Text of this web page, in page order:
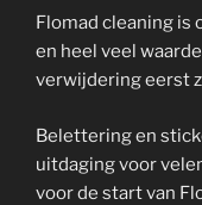
Flomad cleaning
en heel veel
verwijdering eerst
Belettering en
uitdaging voor
voor de start van